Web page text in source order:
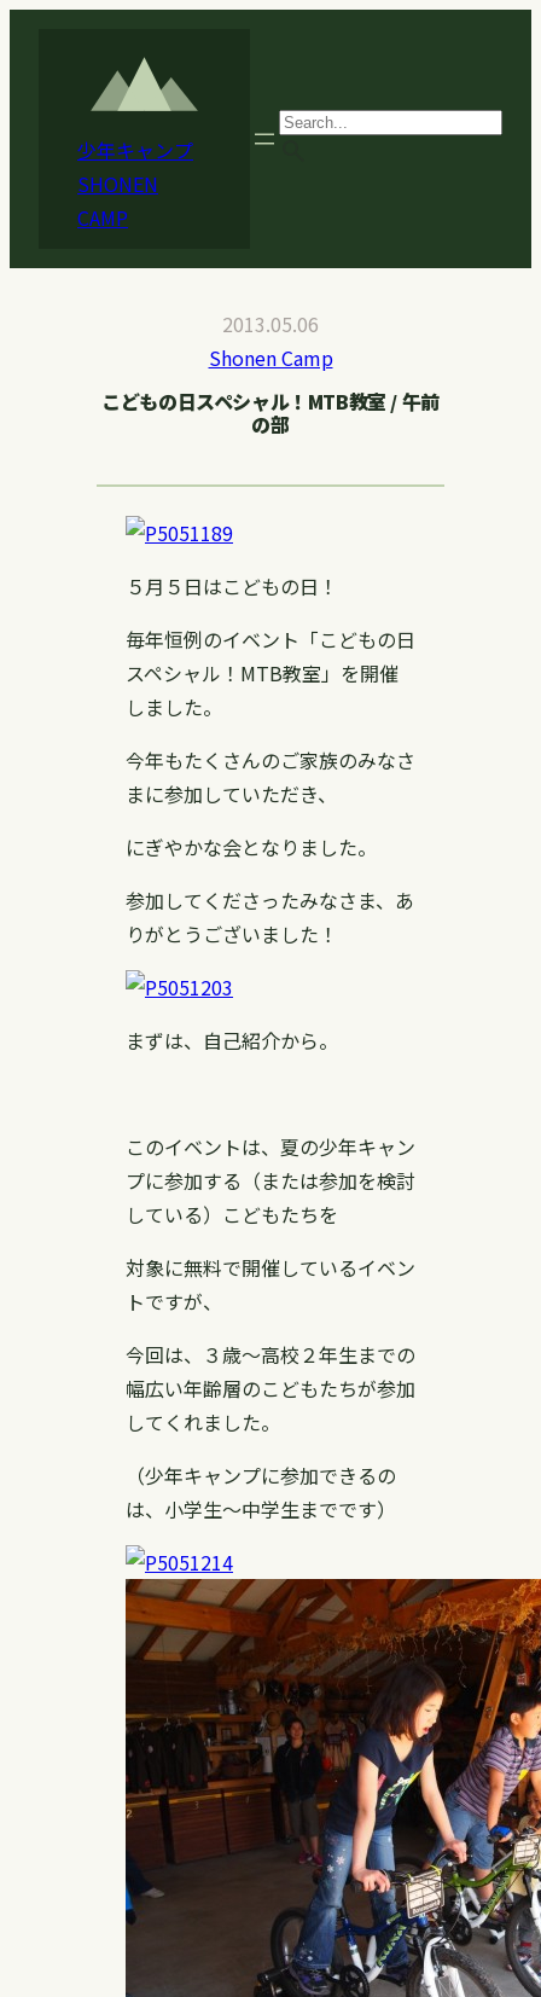
少年キャンプ
SHONEN
CAMP
2013.05.06
Shonen Camp
こどもの日スペシャル！MTB教室 / 午前
の部
５月５日はこどもの日！
毎年恒例のイベント「こどもの日
スペシャル！MTB教室」を開催
しました。
今年もたくさんのご家族のみなさ
まに参加していただき、
にぎやかな会となりました。
参加してくださったみなさま、あ
りがとうございました！
まずは、自己紹介から。
このイベントは、夏の少年キャン
プに参加する（または参加を検討
している）こどもたちを
対象に無料で開催しているイベン
トですが、
今回は、３歳〜高校２年生までの
幅広い年齢層のこどもたちが参加
してくれました。
（少年キャンプに参加できるの
は、小学生〜中学生までです）